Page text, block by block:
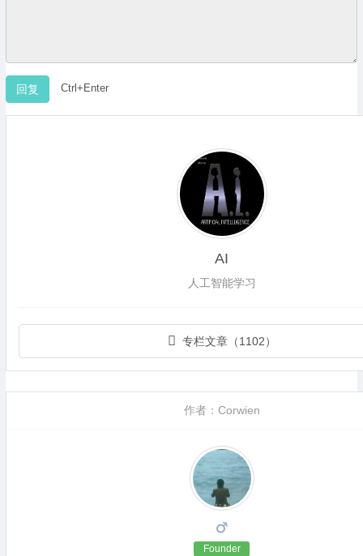
Ctrl+Enter
AI
人工智能学习
专栏文章（1102）
作者：Corwien
Founder